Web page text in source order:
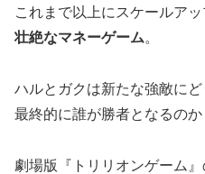
これまで以上にスケールアッ
壮絶なマネーゲーム。
ハルとガクは新たな強敵に
最終的に誰が勝者となるのか
劇場版『トリリオンゲーム